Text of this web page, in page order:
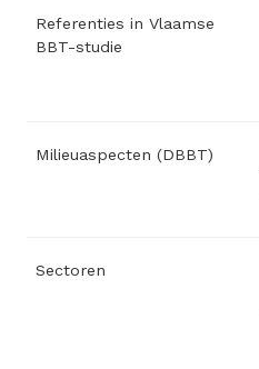
Referenties in Vlaamse
BBT-studie
Milieuaspecten (DBBT)
Sectoren